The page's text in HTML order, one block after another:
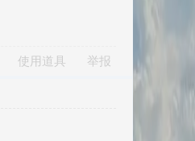
使用道具 举报